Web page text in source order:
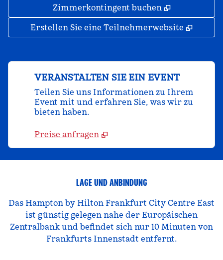
Zimmerkontingent buchen ,
Erstellen Sie eine Teilnehmerwebsite ,
VERANSTALTEN SIE EIN EVENT
Teilen Sie uns Informationen zu Ihrem
Event mit und erfahren Sie, was wir zu
bieten haben.
Preise anfragen
LAGE UND ANBINDUNG
Das Hampton by Hilton Frankfurt City Centre East
ist günstig gelegen nahe der Europäischen
Zentralbank und befindet sich nur 10 Minuten von
Frankfurts Innenstadt entfernt.